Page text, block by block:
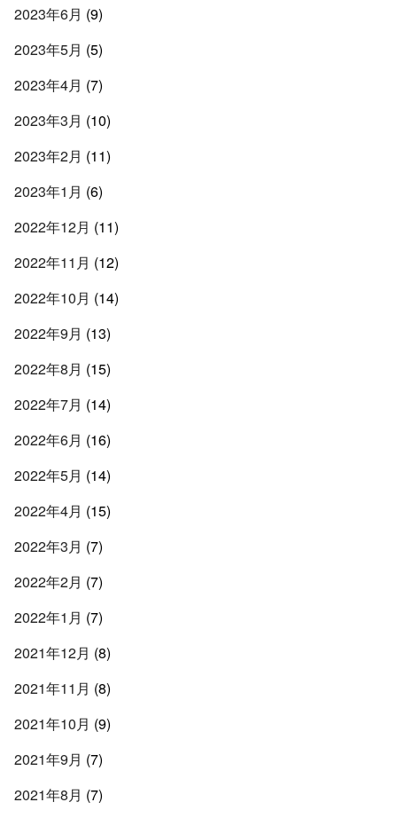
2023年6月 (9)
2023年5月 (5)
2023年4月 (7)
2023年3月 (10)
2023年2月 (11)
2023年1月 (6)
2022年12月 (11)
2022年11月 (12)
2022年10月 (14)
2022年9月 (13)
2022年8月 (15)
2022年7月 (14)
2022年6月 (16)
2022年5月 (14)
2022年4月 (15)
2022年3月 (7)
2022年2月 (7)
2022年1月 (7)
2021年12月 (8)
2021年11月 (8)
2021年10月 (9)
2021年9月 (7)
2021年8月 (7)